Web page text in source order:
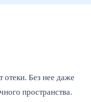
отеки. Без нее даже
пространства.